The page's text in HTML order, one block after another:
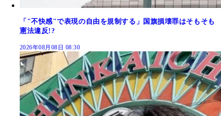
「"不快感"で表現の自由を規制する」国旗損壊罪はそもそも
憲法違反!?
2026年08月08日 08:30